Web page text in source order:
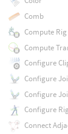
Comb
Compute Rig
Compute
Configure
Configure
Configure
Configure
Connect